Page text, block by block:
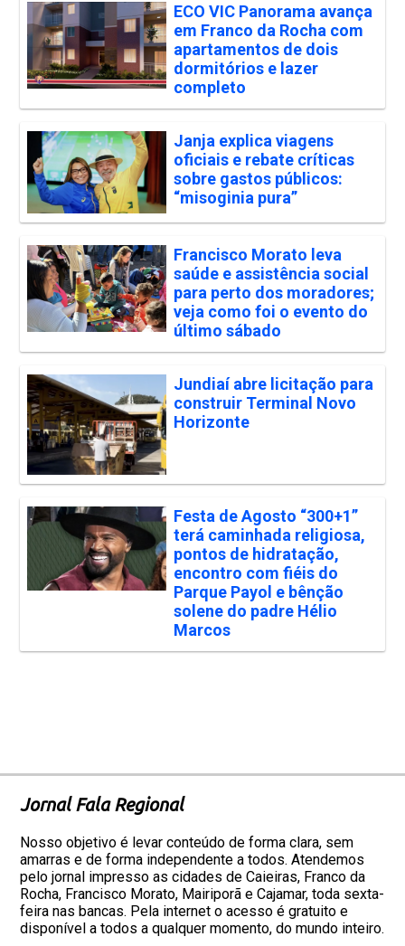
ECO VIC Panorama avança
em Franco da Rocha com
apartamentos de dois
dormitórios e lazer
completo
Janja explica viagens
oficiais e rebate críticas
sobre gastos públicos:
“misoginia pura”
Francisco Morato leva
saúde e assistência social
para perto dos moradores;
veja como foi o evento do
último sábado
Jundiaí abre licitação para
construir Terminal Novo
Horizonte
Festa de Agosto “300+1”
terá caminhada religiosa,
pontos de hidratação,
encontro com fiéis do
Parque Payol e bênção
solene do padre Hélio
Marcos
Jornal Fala Regional
Nosso objetivo é levar conteúdo de forma clara, sem
amarras e de forma independente a todos. Atendemos
pelo jornal impresso as cidades de Caieiras, Franco da
Rocha, Francisco Morato, Mairiporã e Cajamar, toda sexta-
feira nas bancas. Pela internet o acesso é gratuito e
disponível a todos a qualquer momento, do mundo inteiro.